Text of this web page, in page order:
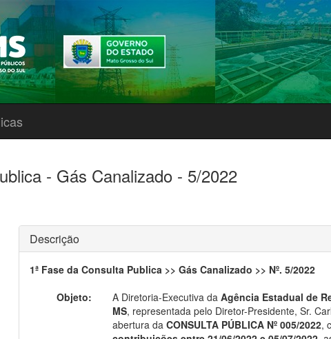
- Gás Canalizado - 5/2022
Descrição
1ª Fase da Consulta Publica >> Gás Canalizado >> Nº. 5/2022
Objeto:
A Diretoria-Executiva da Agência Estadual de
MS, representada pelo Diretor-Presidente, Sr.
abertura da CONSULTA PÚBLICA Nº 005/2022,